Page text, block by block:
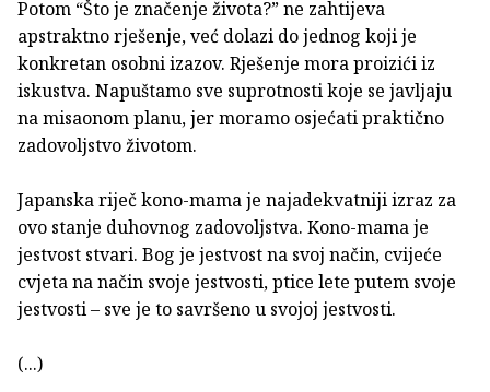
Potom “Što je značenje života?” ne zahtijeva
apstraktno rješenje, već dolazi do jednog koji je
konkretan osobni izazov. Rješenje mora proizići iz
iskustva. Napuštamo sve suprotnosti koje se javljaju
na misaonom planu, jer moramo osjećati praktično
zadovoljstvo životom.
Japanska riječ kono-mama je najadekvatniji izraz za
ovo stanje duhovnog zadovoljstva. Kono-mama je
jestvost stvari. Bog je jestvost na svoj način, cvijeće
cvjeta na način svoje jestvosti, ptice lete putem svoje
jestvosti – sve je to savršeno u svojoj jestvosti.
(...)